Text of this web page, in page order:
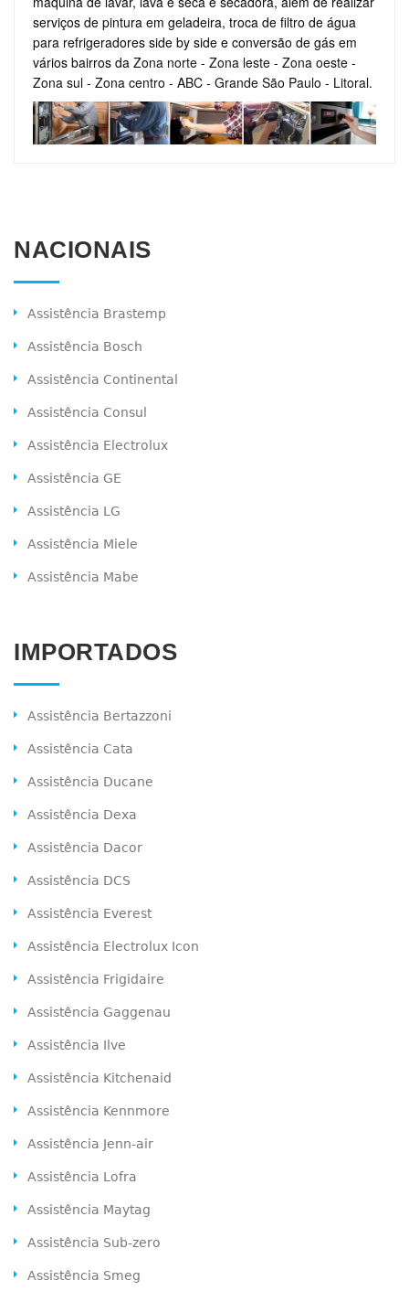
serviços de pintura em geladeira, troca de filtro de água
para refrigeradores side by side e conversão de gás em
vários bairros da Zona norte - Zona leste - Zona oeste -
Zona sul - Zona centro - ABC - Grande São Paulo - Litoral.
NACIONAIS
Assistência Brastemp
Assistência Bosch
Assistência Continental
Assistência Consul
Assistência Electrolux
Assistência GE
Assistência LG
Assistência Miele
Assistência Mabe
IMPORTADOS
Assistência Bertazzoni
Assistência Cata
Assistência Ducane
Assistência Dexa
Assistência Dacor
Assistência DCS
Assistência Everest
Assistência Electrolux Icon
Assistência Frigidaire
Assistência Gaggenau
Assistência Ilve
Assistência Kitchenaid
Assistência Kennmore
Assistência Jenn-air
Assistência Lofra
Assistência Maytag
Assistência Sub-zero
Assistência Smeg